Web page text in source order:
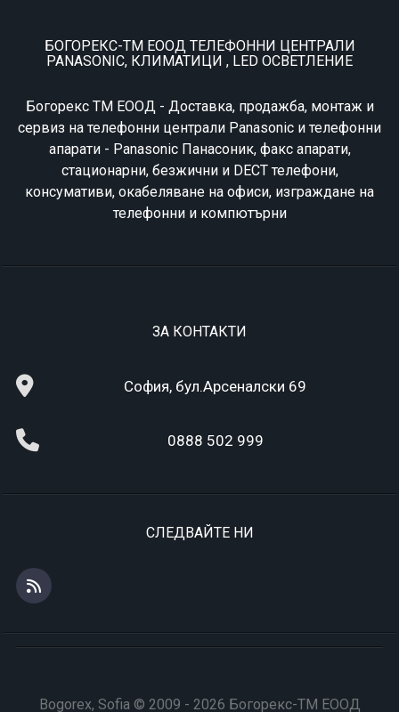
БОГОРЕКС-ТМ ЕООД ТЕЛЕФОННИ ЦЕНТРАЛИ
PANASONIC, КЛИМАТИЦИ , LED ОСВЕТЛЕНИЕ
Богорекс ТМ ЕООД - Доставка, продажба, монтаж и
сервиз на телефонни централи Panasonic и телефонни
апарати - Panasonic Панасоник, факс апарати,
стационарни, безжични и DECT телефони,
консумативи, окабеляване на офиси, изграждане на
телефонни и компютърни
ЗА КОНТАКТИ
София, бул.Арсеналски 69
0888 502 999
СЛЕДВАЙТЕ НИ
Bogorex, Sofia © 2009 - 2026 Богорекс-ТМ ЕООД